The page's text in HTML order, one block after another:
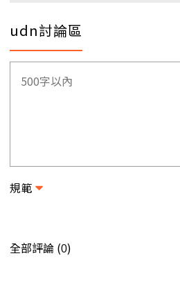
udn討論區
規範
全部評論 (0)